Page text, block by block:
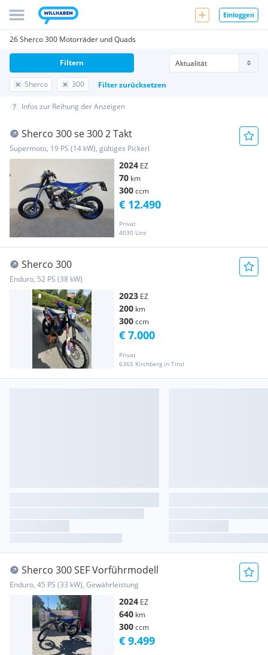
Einloggen
26 Sherco 300 Motorräder und Quads
Sherco 300 Filter zurücksetzen
Filtern
Infos zur Reihung der Anzeigen
Sherco 300 se 300 2 Takt
Supermoto, 19 PS (14 kW), gültiges Pickerl
2024 EZ
70 km
300ccm
Privat
4030 Linz
€ 12.490
Sherco 300
Enduro, 52 PS (38 kW)
2023 EZ
200 km
300ccm
Privat
6365 Kirchberg in Tirol
€ 7.000
Sherco 300 SEF Vorführmodell
Enduro, 45 PS (33 kW), Gewährleistung
2024 EZ
640 km
300ccm
€ 9.499